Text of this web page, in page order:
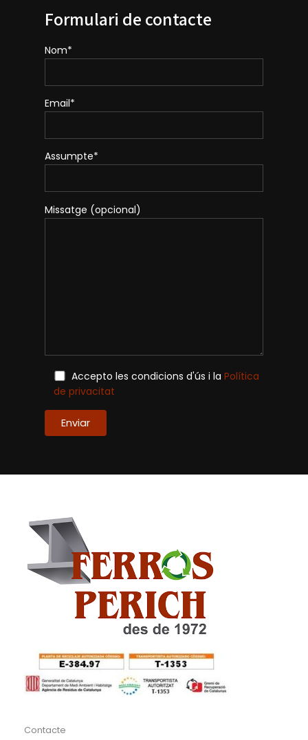
Formulari de contacte
Nom*
Email*
Assumpte*
Missatge (opcional)
Accepto les condicions d'ús i la Política
de privacitat
Contacte